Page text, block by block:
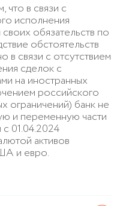
в связи с
исполнения
обязательств по
обстоятельств
связи с отсутствием
сделок с
на иностранных
российского
ограничений) банк не
и переменную части
01.04.2024
активов
и евро.